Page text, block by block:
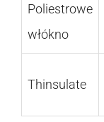
Poliestrowe
włókno
Thinsulate